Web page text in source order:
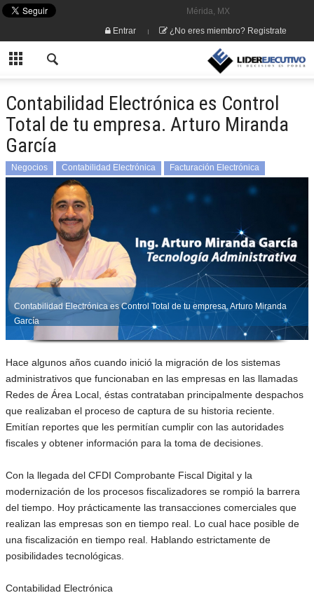
Mérida, MX
Entrar
¿No eres miembro? Registrate
Contabilidad Electrónica es Control
Total de tu empresa. Arturo Miranda
García
Negocios Contabilidad Electrónica
Facturación Electrónica
Tecnologías de Información
Contabilidad Electrónica es Control Total de tu empresa. Arturo Miranda
García
Hace algunos años cuando inició la migración de los sistemas
administrativos que funcionaban en las empresas en las llamadas
Redes de Área Local, éstas contrataban principalmente despachos
que realizaban el proceso de captura de su historia reciente.
Emitían reportes que les permitían cumplir con las autoridades
fiscales y obtener información para la toma de decisiones.
Con la llegada del CFDI Comprobante Fiscal Digital y la
modernización de los procesos fiscalizadores se rompió la barrera
del tiempo. Hoy prácticamente las transacciones comerciales que
realizan las empresas son en tiempo real. Lo cual hace posible de
una fiscalización en tiempo real. Hablando estrictamente de
posibilidades tecnológicas.
Contabilidad Electrónica